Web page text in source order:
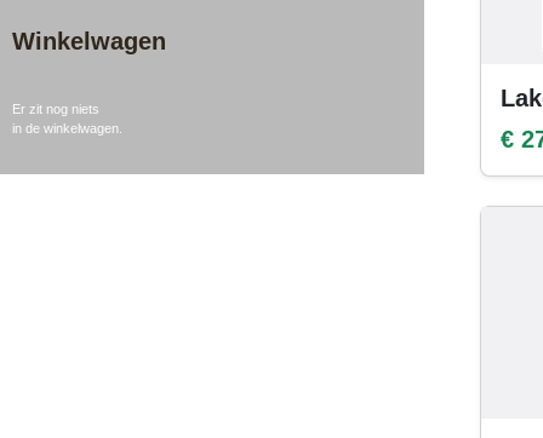
Winkelwagen
Er zit nog niets
in de winkelwagen.
€